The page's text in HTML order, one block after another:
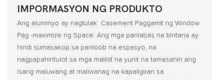
IMPORMASYON NG PRODUKTO
Ang aluminyo ay nagtulak Casement Paggamit ng Window
Pag -maximize ng Space: Ang mga panlabas na bintana ay
hindi sumasakop sa panloob na espasyo, na
nagpapahintulot sa mga maliliit na yunit na tamasahin ang
isang maluwang at maliwanag na kapaligiran sa